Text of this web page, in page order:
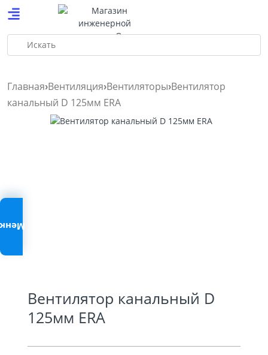
Искать
Главная Вентиляция Вентиляторы Вентилятор
канальный D 125мм ERA
Вентилятор канальный D
125мм ERA